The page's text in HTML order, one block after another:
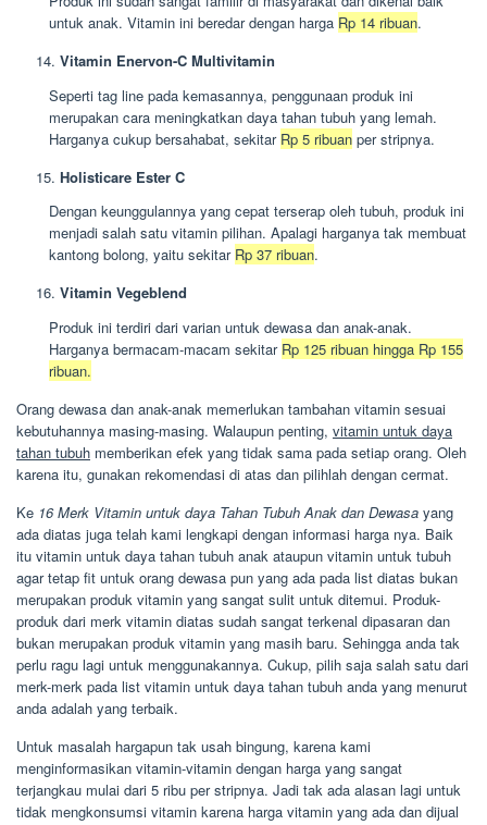
untuk anak. Vitamin ini beredar dengan harga Rp 14 ribuan.
Vitamin Enervon-C Multivitamin
Seperti tag line pada kemasannya, penggunaan produk ini
merupakan cara meningkatkan daya tahan tubuh yang lemah.
Harganya cukup bersahabat, sekitar Rp 5 ribuan per stripnya.
Holisticare Ester C
Dengan keunggulannya yang cepat terserap oleh tubuh, produk ini
menjadi salah satu vitamin pilihan. Apalagi harganya tak membuat
kantong bolong, yaitu sekitar Rp 37 ribuan.
Vitamin Vegeblend
Produk ini terdiri dari varian untuk dewasa dan anak-anak.
Harganya bermacam-macam sekitar Rp 125 ribuan hingga Rp 155
ribuan.
Orang dewasa dan anak-anak memerlukan tambahan vitamin sesuai
kebutuhannya masing-masing. Walaupun penting, vitamin untuk daya
tahan tubuh memberikan efek yang tidak sama pada setiap orang. Oleh
karena itu, gunakan rekomendasi di atas dan pilihlah dengan cermat.
Ke 16 Merk Vitamin untuk daya Tahan Tubuh Anak dan Dewasa yang
ada diatas juga telah kami lengkapi dengan informasi harga nya. Baik
itu vitamin untuk daya tahan tubuh anak ataupun vitamin untuk tubuh
agar tetap fit untuk orang dewasa pun yang ada pada list diatas bukan
merupakan produk vitamin yang sangat sulit untuk ditemui. Produk-
produk dari merk vitamin diatas sudah sangat terkenal dipasaran dan
bukan merupakan produk vitamin yang masih baru. Sehingga anda tak
perlu ragu lagi untuk menggunakannya. Cukup, pilih saja salah satu dari
merk-merk pada list vitamin untuk daya tahan tubuh anda yang menurut
anda adalah yang terbaik.
Untuk masalah hargapun tak usah bingung, karena kami
menginformasikan vitamin-vitamin dengan harga yang sangat
terjangkau mulai dari 5 ribu per stripnya. Jadi tak ada alasan lagi untuk
tidak mengkonsumsi vitamin karena harga vitamin yang ada dan dijual